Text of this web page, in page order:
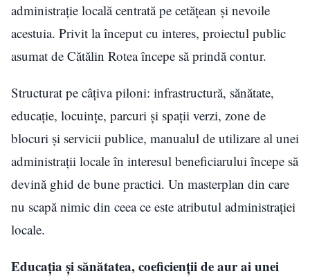
administrație locală centrată pe cetățean și nevoile
acestuia. Privit la început cu interes, proiectul public
asumat de Cătălin Rotea începe să prindă contur.
Structurat pe câțiva piloni: infrastructură, sănătate,
educație, locuințe, parcuri și spații verzi, zone de
blocuri și servicii publice, manualul de utilizare al unei
administrații locale în interesul beneficiarului începe să
devină ghid de bune practici. Un masterplan din care
nu scapă nimic din ceea ce este atributul administrației
locale.
Educația și sănătatea, coeficienții de aur ai unei